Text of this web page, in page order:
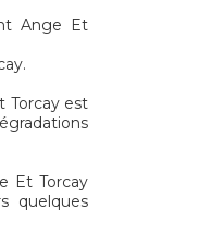
Ange Et
Torcay est
Et Torcay
quelques